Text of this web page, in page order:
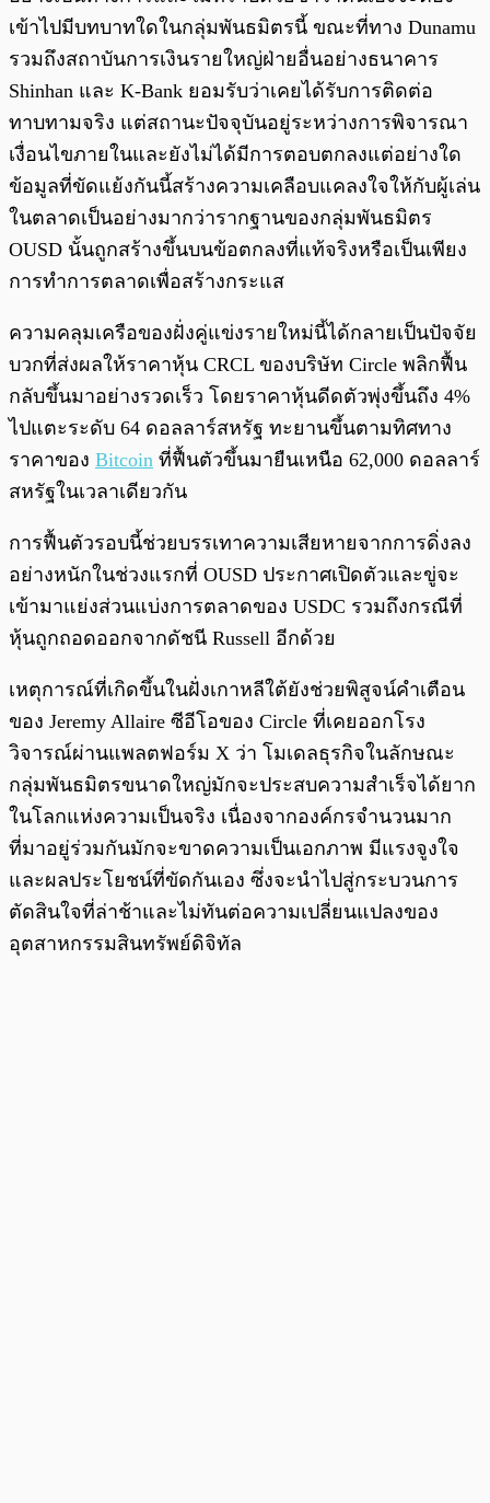
เข้าไปมีบทบาทใดในกลุ่มพันธมิตรนี้ ขณะที่ทาง Dunamu
รวมถึงสถาบันการเงินรายใหญ่ฝ่ายอื่นอย่างธนาคาร
Shinhan และ K-Bank ยอมรับว่าเคยได้รับการติดต่อ
ทาบทามจริง แต่สถานะปัจจุบันอยู่ระหว่างการพิจารณา
เงื่อนไขภายในและยังไม่ได้มีการตอบตกลงแต่อย่างใด
ข้อมูลที่ขัดแย้งกันนี้สร้างความเคลือบแคลงใจให้กับผู้เล่น
ในตลาดเป็นอย่างมากว่ารากฐานของกลุ่มพันธมิตร
OUSD นั้นถูกสร้างขึ้นบนข้อตกลงที่แท้จริงหรือเป็นเพียง
การทำการตลาดเพื่อสร้างกระแส
ความคลุมเครือของฝั่งคู่แข่งรายใหม่นี้ได้กลายเป็นปัจจัย
บวกที่ส่งผลให้ราคาหุ้น CRCL ของบริษัท Circle พลิกฟื้น
กลับขึ้นมาอย่างรวดเร็ว โดยราคาหุ้นดีดตัวพุ่งขึ้นถึง 4%
ไปแตะระดับ 64 ดอลลาร์สหรัฐ ทะยานขึ้นตามทิศทาง
ราคาของ Bitcoin ที่ฟื้นตัวขึ้นมายืนเหนือ 62,000 ดอลลาร์
สหรัฐในเวลาเดียวกัน
การฟื้นตัวรอบนี้ช่วยบรรเทาความเสียหายจากการดิ่งลง
อย่างหนักในช่วงแรกที่ OUSD ประกาศเปิดตัวและขู่จะ
เข้ามาแย่งส่วนแบ่งการตลาดของ USDC รวมถึงกรณีที่
หุ้นถูกถอดออกจากดัชนี Russell อีกด้วย
เหตุการณ์ที่เกิดขึ้นในฝั่งเกาหลีใต้ยังช่วยพิสูจน์คำเตือน
ของ Jeremy Allaire ซีอีโอของ Circle ที่เคยออกโรง
วิจารณ์ผ่านแพลตฟอร์ม X ว่า โมเดลธุรกิจในลักษณะ
กลุ่มพันธมิตรขนาดใหญ่มักจะประสบความสำเร็จได้ยาก
ในโลกแห่งความเป็นจริง เนื่องจากองค์กรจำนวนมาก
ที่มาอยู่ร่วมกันมักจะขาดความเป็นเอกภาพ มีแรงจูงใจ
และผลประโยชน์ที่ขัดกันเอง ซึ่งจะนำไปสู่กระบวนการ
ตัดสินใจที่ล่าช้าและไม่ทันต่อความเปลี่ยนแปลงของ
อุตสาหกรรมสินทรัพย์ดิจิทัล